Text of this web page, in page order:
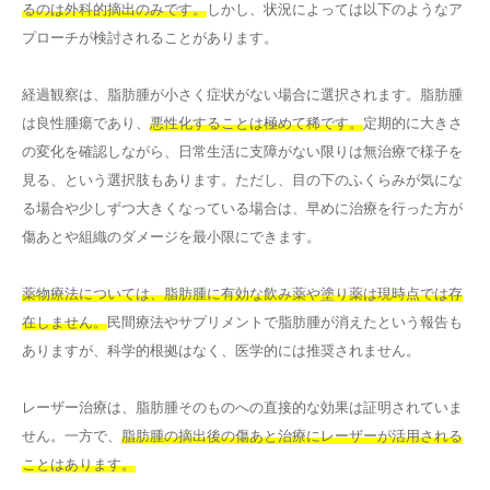
るのは外科的摘出のみです。 しかし、状況によっては以下のようなア
プローチが検討されることがあります。
経過観察は、脂肪腫が小さく症状がない場合に選択されます。脂肪腫
は良性腫瘍であり、 悪性化することは極めて稀です。定期的に大きさ
の変化を確認しながら、日常生活に支障がない限りは無治療で様子を
見る、という選択肢もあります。ただし、目の下のふくらみが気にな
る場合や少しずつ大きくなっている場合は、早めに治療を行った方が
傷あとや組織のダメージを最小限にできます。
薬物療法については、脂肪腫に有効な飲み薬や塗り薬は現時点では存
在しません。民間療法やサプリメントで脂肪腫が消えたという報告も
ありますが、科学的根拠はなく、医学的には推奨されません。
レーザー治療は、脂肪腫そのものへの直接的な効果は証明されていま
せん。一方で、 脂肪腫の摘出後の傷あと治療にレーザーが活用される
ことはあります。